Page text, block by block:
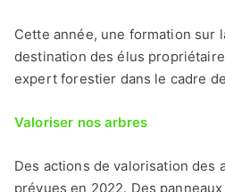
Cette année, une formation sur
destination des élus
expert forestier dans le cadre
Valoriser nos arbres
Des actions de valorisation des
prévues en 2022. Des